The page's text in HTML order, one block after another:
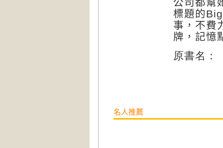
標題的
事，不費
牌，記憶
原書名：
名人推薦